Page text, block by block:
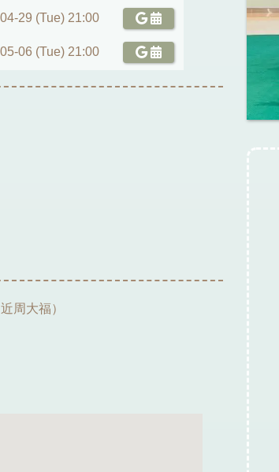
29 (Tue) 21:00
06 (Tue) 21:00
周大福）